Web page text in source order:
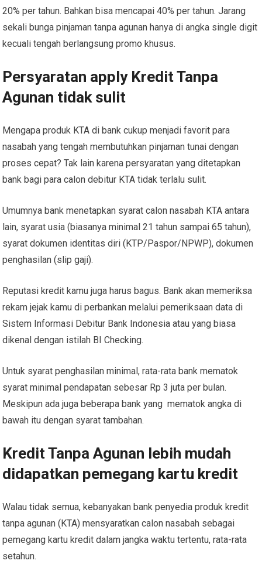
20% per tahun. Bahkan bisa mencapai 40% per tahun. Jarang
sekali bunga pinjaman tanpa agunan hanya di angka single digit
kecuali tengah berlangsung promo khusus.
Persyaratan apply Kredit Tanpa
Agunan tidak sulit
Mengapa produk KTA di bank cukup menjadi favorit para
nasabah yang tengah membutuhkan pinjaman tunai dengan
proses cepat? Tak lain karena persyaratan yang ditetapkan
bank bagi para calon debitur KTA tidak terlalu sulit.
Umumnya bank menetapkan syarat calon nasabah KTA antara
lain, syarat usia (biasanya minimal 21 tahun sampai 65 tahun),
syarat dokumen identitas diri (KTP/Paspor/NPWP), dokumen
penghasilan (slip gaji).
Reputasi kredit kamu juga harus bagus. Bank akan memeriksa
rekam jejak kamu di perbankan melalui pemeriksaan data di
Sistem Informasi Debitur Bank Indonesia atau yang biasa
dikenal dengan istilah BI Checking.
Untuk syarat penghasilan minimal, rata-rata bank mematok
syarat minimal pendapatan sebesar Rp 3 juta per bulan.
Meskipun ada juga beberapa bank yang mematok angka di
bawah itu dengan syarat tambahan.
Kredit Tanpa Agunan lebih mudah
didapatkan pemegang kartu kredit
Walau tidak semua, kebanyakan bank penyedia produk kredit
tanpa agunan (KTA) mensyaratkan calon nasabah sebagai
pemegang kartu kredit dalam jangka waktu tertentu, rata-rata
setahun.